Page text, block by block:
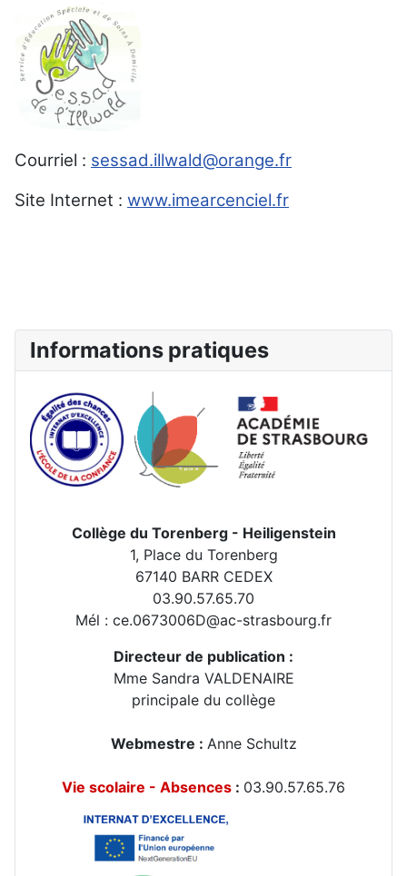
Informations pratiques
Collège du Torenberg - Heiligenstein
1, Place du Torenberg
67140 BARR CEDEX
03.90.57.65.70
Mél : ce.0673006D@ac-strasbourg.fr
Directeur de publication :
Mme Sandra VALDENAIRE
principale du collège
Webmestre : Anne Schultz
Vie scolaire - Absences : 03.90.57.65.76
Courriel : sessad.illwald@orange.fr
Site Internet : www.imearcenciel.fr